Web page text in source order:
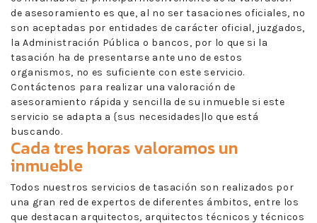
de asesoramiento es que, al no ser tasaciones oficiales, no
son aceptadas por entidades de carácter oficial, juzgados,
la Administración Pública o bancos, por lo que si la
tasación ha de presentarse ante uno de estos
organismos, no es suficiente con este servicio.
Contáctenos para realizar una valoración de
asesoramiento rápida y sencilla de su inmueble si este
servicio se adapta a {sus necesidades|lo que está
buscando.
Cada tres horas valoramos un
inmueble
Todos nuestros servicios de tasación son realizados por
una gran red de expertos de diferentes ámbitos, entre los
que destacan arquitectos, arquitectos técnicos y técnicos